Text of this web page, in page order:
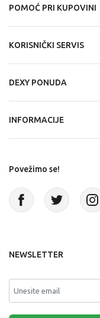
POMOĆ PRI KUPOVINI
KORISNIČKI SERVIS
DEXY PONUDA
INFORMACIJE
Povežimo se!
NEWSLETTER